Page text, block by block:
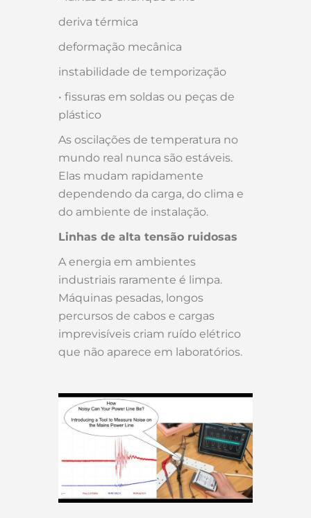
deriva térmica
deformação mecânica
instabilidade de temporização
• fissuras em soldas ou peças de
plástico
As oscilações de temperatura no
mundo real nunca são estáveis.
Elas mudam rapidamente
dependendo da carga, do clima e
do ambiente de instalação.
Linhas de alta tensão ruidosas
A energia em ambientes
industriais raramente é limpa.
Máquinas pesadas, longos
percursos de cabos e cargas
imprevisíveis criam ruído elétrico
que não aparece em laboratórios.